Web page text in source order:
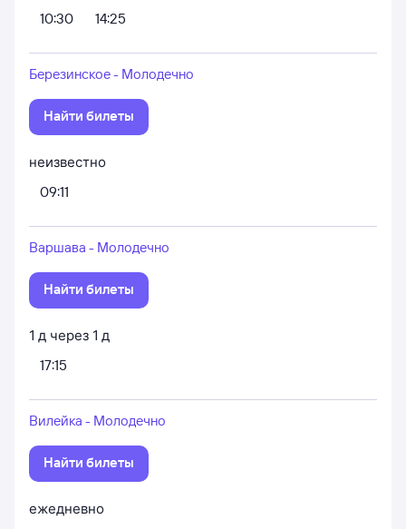
10:30 14:25
Березинское - Молодечно
Найти билеты
неизвестно
09:11
Варшава - Молодечно
Найти билеты
1 д через 1 д
17:15
Вилейка - Молодечно
Найти билеты
ежедневно